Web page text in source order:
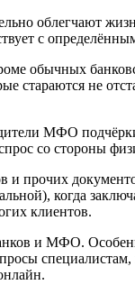
облегчают
с
обычных
стараются не
МФО
со стороны
и прочих
когда
клиентов.
и МФО.